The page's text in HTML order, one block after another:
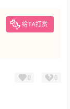
给TA打赏
0 0